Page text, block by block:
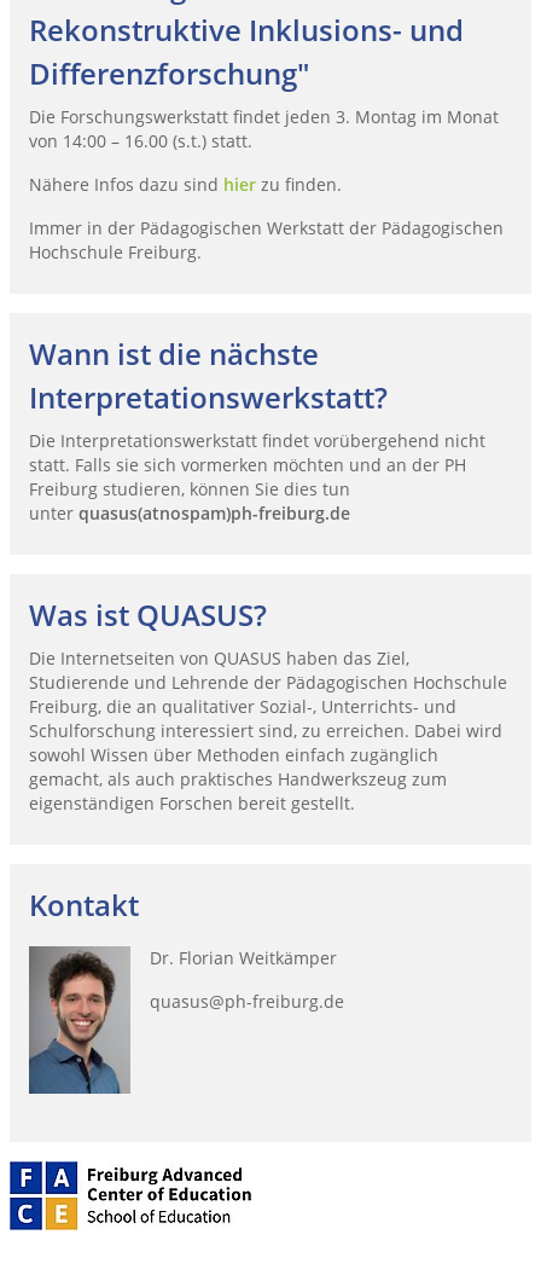
Rekonstruktive Inklusions- und
Differenzforschung"
Die Forschungswerkstatt findet jeden 3. Montag im Monat
von 14:00 – 16.00 (s.t.) statt.
Nähere Infos dazu sind hier zu finden.
Immer in der Pädagogischen Werkstatt der Pädagogischen
Hochschule Freiburg.
Wann ist die nächste
Interpretationswerkstatt?
Die Interpretationswerkstatt findet vorübergehend nicht
statt. Falls sie sich vormerken möchten und an der PH
Freiburg studieren, können Sie dies tun
unter quasus(atnospam)ph-freiburg.de
Was ist QUASUS?
Die Internetseiten von QUASUS haben das Ziel,
Studierende und Lehrende der Pädagogischen Hochschule
Freiburg, die an qualitativer Sozial-, Unterrichts- und
Schulforschung interessiert sind, zu erreichen. Dabei wird
sowohl Wissen über Methoden einfach zugänglich
gemacht, als auch praktisches Handwerkszeug zum
eigenständigen Forschen bereit gestellt.
Kontakt
Dr. Florian Weitkämper
quasus@ph-freiburg.de